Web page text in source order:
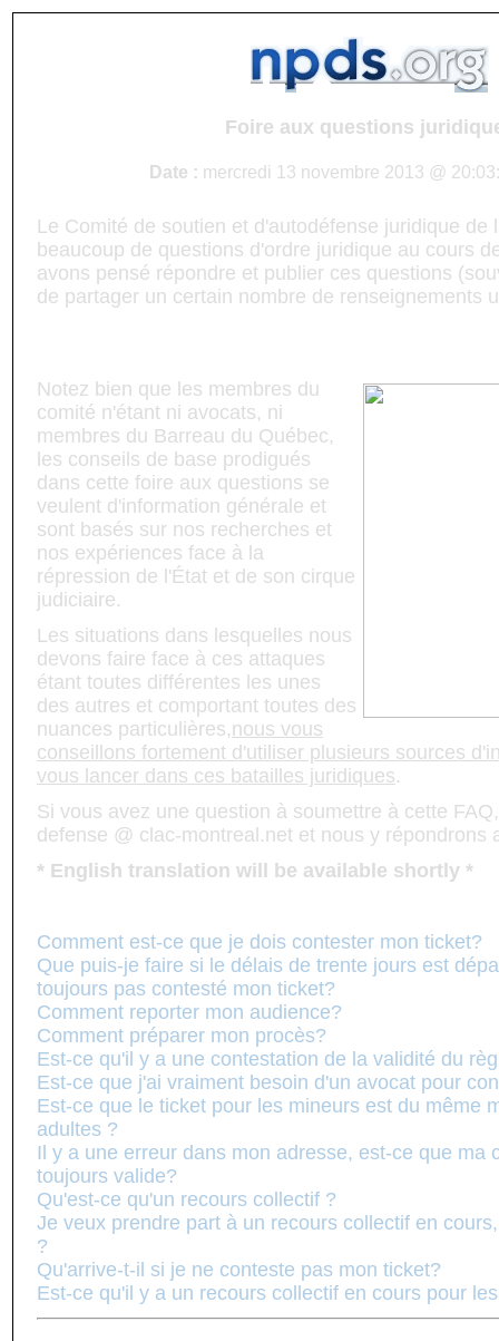
Foire aux questions
Date : mercredi 13 novembre 2013 @
Le Comité de soutien et d'autodéfense juridique de
beaucoup de questions d'ordre juridique au cours
avons pensé répondre et publier ces questions
de partager un certain nombre de renseignements
Notez bien que les membres du
comité n'étant ni avocats, ni
membres du Barreau du Québec,
les conseils de base prodigués
dans cette foire aux questions se
veulent d'information générale et
sont basés sur nos recherches et
nos expériences face à la
répression de l'État et de son cirque
judiciaire.
Les situations dans lesquelles nous
devons faire face à ces attaques
étant toutes différentes les unes
des autres et comportant toutes des
nuances particulières,nous vous
conseillons fortement d'utiliser plusieurs sources
vous lancer dans ces batailles juridiques.
Si vous avez une question à soumettre à cette
defense @ clac-montreal.net et nous y répondrons
* English translation will be available shortly *
Comment est-ce que je dois contester mon ticket?
Que puis-je faire si le délais de trente jours est
toujours pas contesté mon ticket?
Comment reporter mon audience?
Comment préparer mon procès?
Est-ce qu'il y a une contestation de la validité du
Est-ce que j'ai vraiment besoin d'un avocat pour
Est-ce que le ticket pour les mineurs est du même
adultes ?
Il y a une erreur dans mon adresse, est-ce que ma
toujours valide?
Qu'est-ce qu'un recours collectif ?
Je veux prendre part à un recours collectif en
?
Qu'arrive-t-il si je ne conteste pas mon ticket?
Est-ce qu'il y a un recours collectif en cours pour